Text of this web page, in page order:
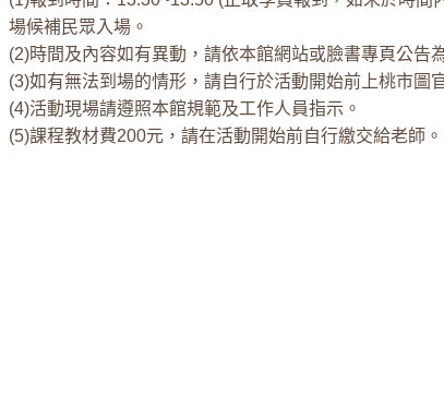
場候補民眾入場。
(2)時間及內容如有異動，請依本館網站或臉書專頁公告
(3)如有無法到場的情形，請自行於活動開始前上桃市圖
(4)活動現場請遵照本館規範及工作人員指示。
(5)課程教材費200元，請在活動開始前自行繳交給老師。